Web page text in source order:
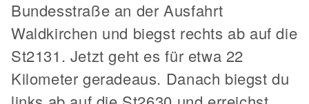
Bundesstraße an der Ausfahrt
Waldkirchen und biegst rechts ab auf die
St2131. Jetzt geht es für etwa 22
Kilometer geradeaus. Danach biegst du